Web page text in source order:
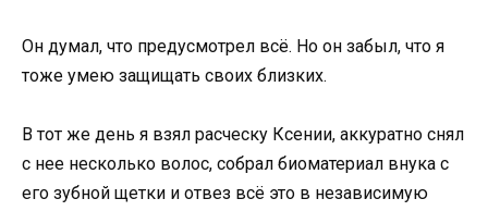
Он думал, что предусмотрел всё. Но он забыл, что я
тоже умею защищать своих близких.
В тот же день я взял расческу Ксении, аккуратно снял
с нее несколько волос, собрал биоматериал внука с
его зубной щетки и отвез всё это в независимую